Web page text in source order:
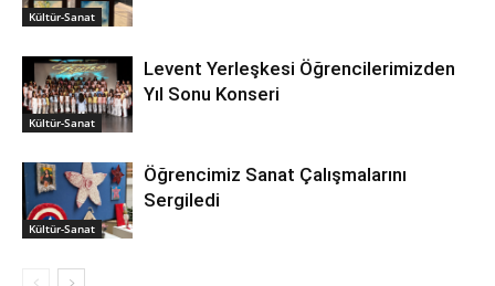
Kültür-Sanat
Kültür-Sanat
Levent Yerleşkesi Öğrencilerimizden
Yıl Sonu Konseri
Kültür-Sanat
Öğrencimiz Sanat Çalışmalarını
Sergiledi